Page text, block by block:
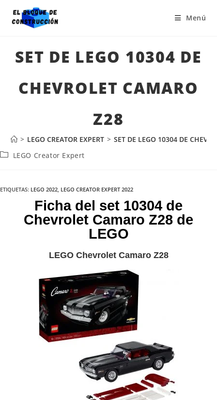
Menú
SET DE LEGO 10304 DE
CHEVROLET CAMARO
Z28
> LEGO CREATOR EXPERT > SET DE LEGO 10304 DE
LEGO Creator Expert
ETIQUETAS: LEGO 2022, LEGO CREATOR EXPERT 2022
Ficha del set 10304 de
Chevrolet Camaro Z28 de
LEGO
LEGO Chevrolet Camaro Z28